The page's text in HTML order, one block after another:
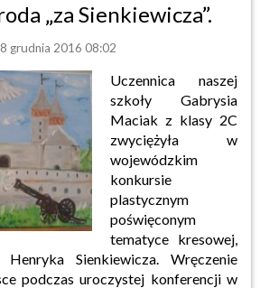
„za Sienkiewicza”.
8 grudnia 2016 08:02
Uczennica naszej
szkoły Gabrysia
Maciak z klasy 2C
zwyciężyła w
wojewódzkim
konkursie
plastycznym
poświęconym
tematyce kresowej,
Sienkiewicza. Wręczenie
podczas uroczystej konferencji w